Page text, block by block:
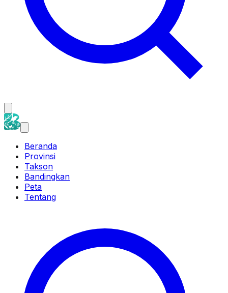
Beranda
Provinsi
Takson
Bandingkan
Peta
Tentang